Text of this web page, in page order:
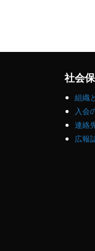
社会
組織
入会
連絡
広報